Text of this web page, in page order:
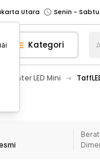
Utara
Jakarta Barat
Senin -
Bekasi
Senin - Jumat
Senin - Jumat
Senin -
Senin -
Kategori
Senter LED Mini